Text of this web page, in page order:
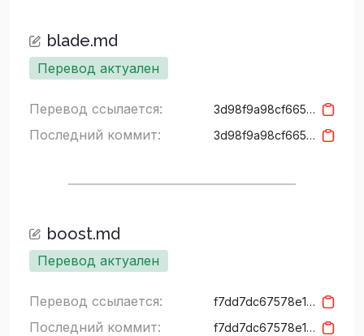
blade.md
Перевод актуален
Перевод ссылается: 3d98f9a98cf665674a36b2731b03281b95535711
Последний коммит: 3d98f9a98cf665674a36b2731b03281b95535711
boost.md
Перевод актуален
Перевод ссылается: f7dd7dc67578e174751fed2ecbb8838e2b05c2b7
Последний коммит: f7dd7dc67578e174751fed2ecbb8838e2b05c2b7